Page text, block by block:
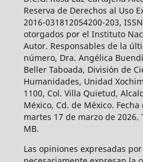
Reserva de Derechos al Uso
2016-031812054200-203,
otorgados por el Instituto
Autor. Responsables de la
número, Dra. Angélica
Beller Taboada, División de
Humanidades, Unidad
1100, Col. Villa Quietud,
México, Cd. de México.
martes 17 de marzo de 2026.
MB.
Las opiniones expresadas